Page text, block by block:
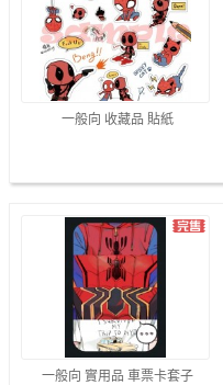
一般向 收藏品 貼紙
一般向 實用品 車票卡套子